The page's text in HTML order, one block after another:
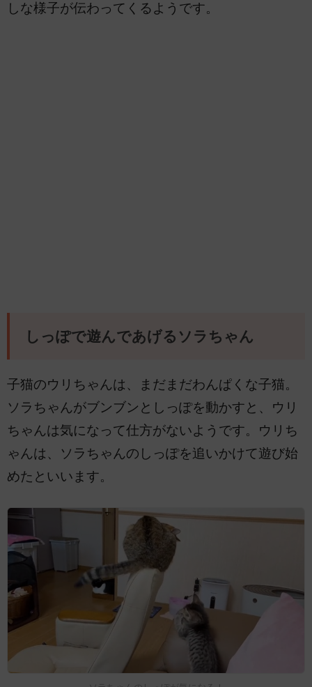
しな様子が伝わってくるようです。
しっぽで遊んであげるソラちゃん
子猫のウリちゃんは、まだまだわんぱくな子猫。
ソラちゃんがブンブンとしっぽを動かすと、ウリ
ちゃんは気になって仕方がないようです。ウリち
ゃんは、ソラちゃんのしっぽを追いかけて遊び始
めたといいます。